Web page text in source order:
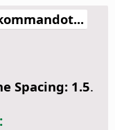
Spacing: 1.5.